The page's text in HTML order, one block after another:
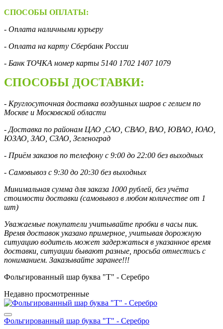
СПОСОБЫ ОПЛАТЫ:
- Оплата наличными курьеру
- Оплата на карту Сбербанк России
- Банк ТОЧКА номер карты 5140 1702 1407 1079
СПОСОБЫ ДОСТАВКИ:
- Круглосуточная доставка воздушных шаров с гелием по
Москве и Московской области
- Доставка по районам ЦАО ,САО, СВАО, ВАО, ЮВАО, ЮАО,
ЮЗАО, ЗАО, СЗАО, Зеленоград
- Приём заказов по телефону с 9:00 до 22:00 без выходных
- Самовывоз с 9:30 до 20:30 без выходных
Минимальная сумма для заказа 1000 рублей, без учёта
стоимости доставки (самовывоз в любом количестве от 1
шт)
Уважаемые покупатели учитывайте пробки в часы пик.
Время доставок указано примерное, учитывая дорожную
ситуацию водитель может задержаться в указанное время
доставки, ситуации бывают разные, просьба отнестись с
пониманием. Заказывайте заранее!!!
Фольгированный шар буква "Т" - Серебро
Недавно просмотренные
Фольгированный шар буква "Т" - Серебро